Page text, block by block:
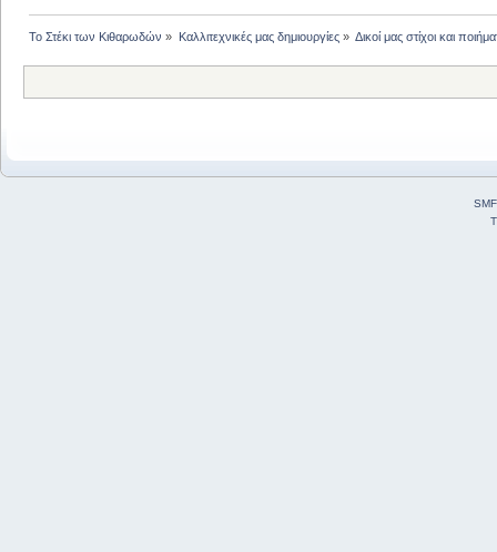
Το Στέκι των Κιθαρωδών » Καλλιτεχνικές μας δημιουργίες» Δικοί μας στίχοι και